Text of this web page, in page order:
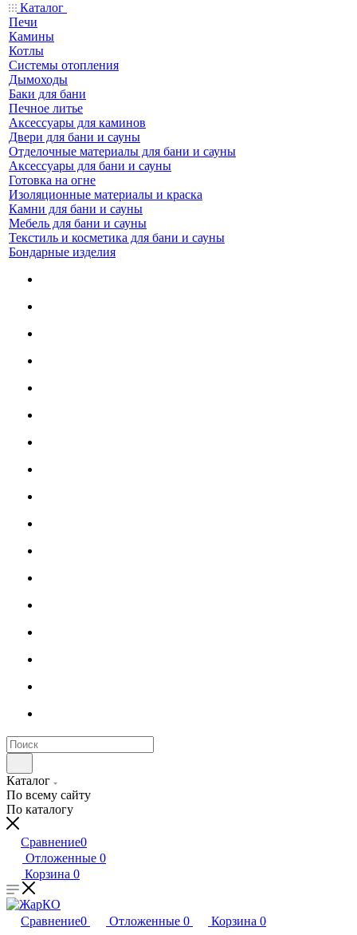
Каталог
Печи
Камины
Котлы
Системы отопления
Дымоходы
Баки для бани
Печное литье
Аксессуары для каминов
Двери для бани и сауны
Отделочные материалы для бани и сауны
Аксессуары для бани и сауны
Готовка на огне
Изоляционные материалы и краска
Камни для бани и сауны
Мебель для бани и сауны
Текстиль и косметика для бани и сауны
Бондарные изделия
Каталог
По всему сайту
По каталогу
Сравнение0
Отложенные 0
Корзина 0
Сравнение0 Отложенные 0 Корзина 0